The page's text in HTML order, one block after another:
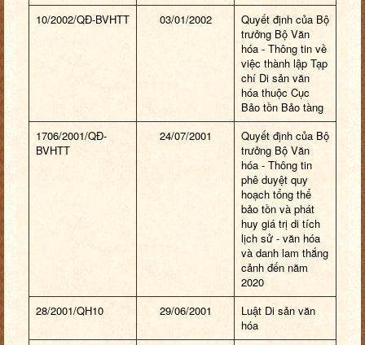
10/2002/QĐ-BVHTT
03/01/2002
Quyết định của Bộ
trưởng Bộ Văn
hóa - Thông tin về
việc thành lập Tạp
chí Di sản văn
hóa thuộc Cục
Bảo tồn Bảo tàng
1706/2001/QĐ-
BVHTT
24/07/2001
Quyết định của Bộ
trưởng Bộ Văn
hóa - Thông tin
phê duyệt quy
hoạch tổng thể
bảo tồn và phát
huy giá trị di tích
lịch sử - văn hóa
và danh lam thắng
cảnh đến năm
2020
28/2001/QH10
29/06/2001
Luật Di sản văn
hóa